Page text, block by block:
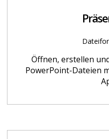
Öffnen, erstellen
PowerPoint-Dateien